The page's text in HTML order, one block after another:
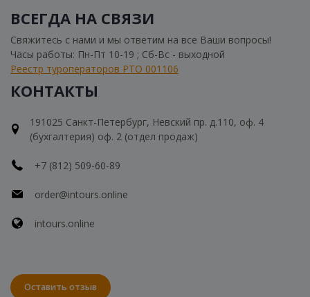
ВСЕГДА НА СВЯЗИ
Свяжитесь с нами и мы ответим на все Ваши вопросы!
Часы работы: Пн-Пт 10-19 ; Сб-Вс - выходной
Реестр туроператоров РТО 001106
КОНТАКТЫ
191025 Санкт-Петербург, Невский пр. д.110, оф. 4
(бухгалтерия) оф. 2 (отдел продаж)
+7 (812) 509-60-89
order@intours.online
intours.online
Оставить отзыв